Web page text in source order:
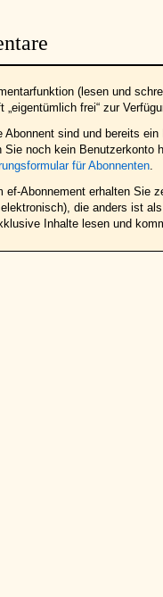
(lesen und
„eigentümlich frei“ zur
Abonnent sind und bereits
Sie noch kein Benutzerkonto
für Abonnenten.
ef-Abonnement erhalten Sie
die anders ist
Inhalte lesen und